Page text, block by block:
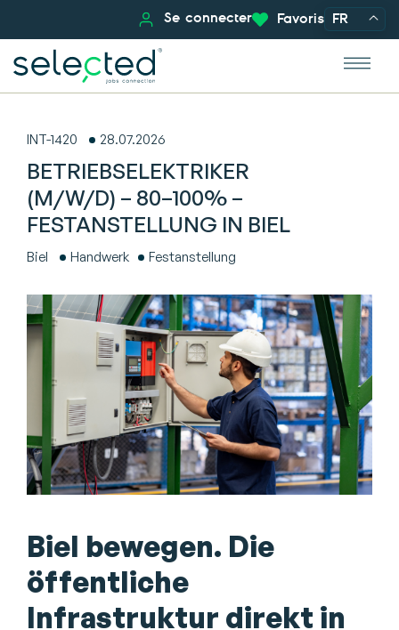
Se connecter Favoris FR
INT-1420 28.07.2026
BETRIEBSELEKTRIKER
(M/W/D) – 80–100% –
FESTANSTELLUNG IN BIEL
Biel Handwerk Festanstellung
Biel bewegen. Die
öffentliche
Infrastruktur direkt in